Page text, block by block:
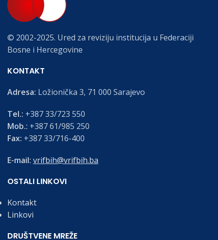
© 2002-2025. Ured za reviziju institucija u Federaciji
Bosne i Hercegovine
KONTAKT
Adresa: Ložionička 3, 71 000 Sarajevo
Tel.: +387 33/723 550
Mob.: +387 61/985 250
Fax: +387 33/716-400
E-mail: vrifbih@vrifbih.ba
OSTALI LINKOVI
Kontakt
Linkovi
DRUŠTVENE MREŽE